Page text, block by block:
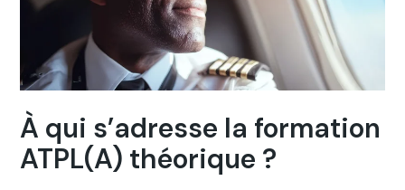
À qui s’adresse la formation
ATPL(A) théorique ?